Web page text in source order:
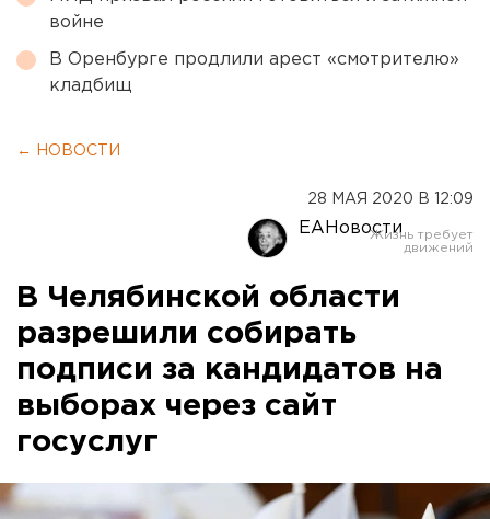
войне
В Оренбурге продлили арест «смотрителю»
кладбищ
← НОВОСТИ
28 МАЯ 2020 В 12:09
ЕАНовости
В Челябинской области
разрешили собирать
подписи за кандидатов на
выборах через сайт
госуслуг